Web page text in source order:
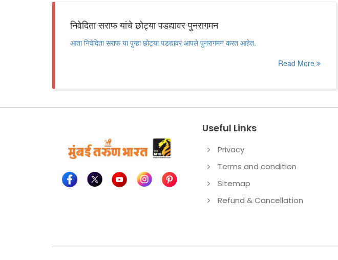
निवेदिता सराफ यांचे छोट्या पडद्यावर पुनरागमन
आता निवेदिता सराफ या पुन्हा छोट्या पडद्यावर आपले पुनरागमन करत आहेत.
Read More
Useful Links
Privacy
Terms and condition
Sitemap
Refund & Cancellation